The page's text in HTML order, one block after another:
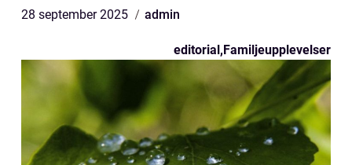
28 september 2025 admin
editorial,Familjeupplevelser